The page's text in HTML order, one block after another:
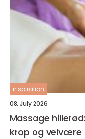
inspiration
08. July 2026
Massage
krop og velvære